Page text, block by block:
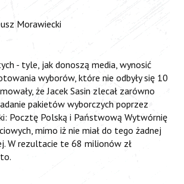
Morawiecki
- tyle, jak donoszą media, wynosić
wyborów, które nie odbyły się 10
że Jacek Sasin zlecał zarówno
pakietów wyborczych poprzez
Pocztę Polską i Państwową Wytwórnię
mimo iż nie miał do tego żadnej
W rezultacie te 68 milionów zł